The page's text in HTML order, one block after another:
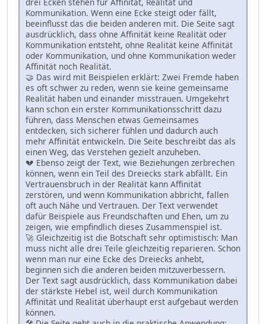
Kommunikation. Wenn eine Ecke steigt oder fällt,
beeinflusst das die beiden anderen mit. Die Seite sagt
ausdrücklich, dass ohne Affinität keine Realität oder
Kommunikation entsteht, ohne Realität keine Affinität
oder Kommunikation, und ohne Kommunikation weder
Affinität noch Realität.
🤝 Das wird mit Beispielen erklärt: Zwei Fremde haben
es oft schwer zu reden, wenn sie keine gemeinsame
Realität haben und einander misstrauen. Umgekehrt
kann schon ein erster Kommunikationsschritt dazu
führen, dass Menschen etwas Gemeinsames
entdecken, sich sicherer fühlen und dadurch auch
mehr Affinität entwickeln. Die Seite beschreibt das als
einen Weg, das Verstehen gezielt anzuheben.
💔 Ebenso zeigt der Text, wie Beziehungen zerbrechen
können, wenn ein Teil des Dreiecks stark abfällt. Ein
Vertrauensbruch in der Realität kann Affinität
zerstören, und wenn Kommunikation abbricht, fallen
oft auch Nähe und Vertrauen. Der Text verwendet
dafür Beispiele aus Freundschaften und Ehen, um zu
zeigen, wie empfindlich dieses Zusammenspiel ist.
🚀 Gleichzeitig ist die Botschaft sehr optimistisch: Man
muss nicht alle drei Teile gleichzeitig reparieren. Schon
wenn man nur eine Ecke des Dreiecks anhebt,
beginnen sich die anderen beiden mitzuverbessern.
Der Text sagt ausdrücklich, dass Kommunikation dabei
der stärkste Hebel ist, weil durch Kommunikation
Affinität und Realität überhaupt erst aufgebaut werden
können.